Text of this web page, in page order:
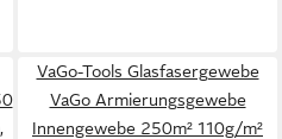
VaGo-Tools Glasfasergewebe
VaGo Armierungsgewebe
Innengewebe 250m² 110g/m²